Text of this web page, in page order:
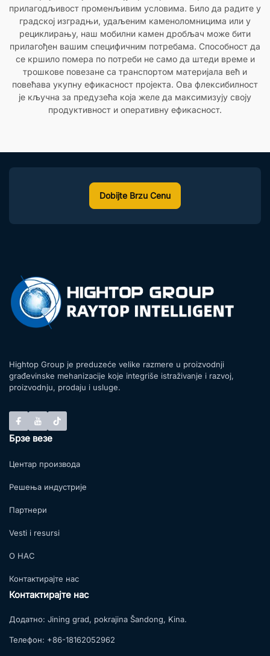
прилагодљивост променљивим условима. Било да радите у
градској изградњи, удаљеним каменоломницима или у
рециклирању, наш мобилни камен дробљач може бити
прилагођен вашим специфичним потребама. Способност да
се кршило помера по потреби не само да штеди време и
трошкове повезане са транспортом материјала већ и
повећава укупну ефикасност пројекта. Ова флексибилност
је кључна за предузећа која желе да максимизују своју
продуктивност и оперативну ефикасност.
Dobijte Brzu Cenu
Hightop Group je preduzeće velike razmere u proizvodnji
građevinske mehanizacije koje integriše istraživanje i razvoj,
proizvodnju, prodaju i usluge.
Брзе везе
Центар производа
Решења индустрије
Партнери
Vesti i resursi
О НАС
Контактирајте нас
Контактирајте нас
Додатно: Jining grad, pokrajina Šandong, Kina.
Телефон: +86-18162052962